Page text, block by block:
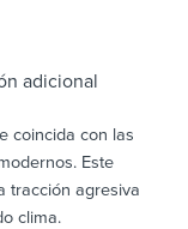
adicional
coincida con las
Este
tracción agresiva
clima.